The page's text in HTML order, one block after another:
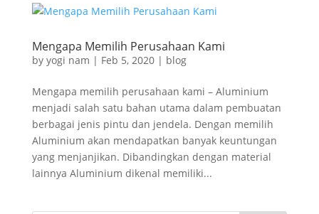
Mengapa Memilih Perusahaan Kami
by yogi nam | Feb 5, 2020| blog
Mengapa memilih perusahaan kami – Aluminium
menjadi salah satu bahan utama dalam pembuatan
berbagai jenis pintu dan jendela. Dengan memilih
Aluminium akan mendapatkan banyak keuntungan
yang menjanjikan. Dibandingkan dengan material
lainnya Aluminium dikenal memiliki...